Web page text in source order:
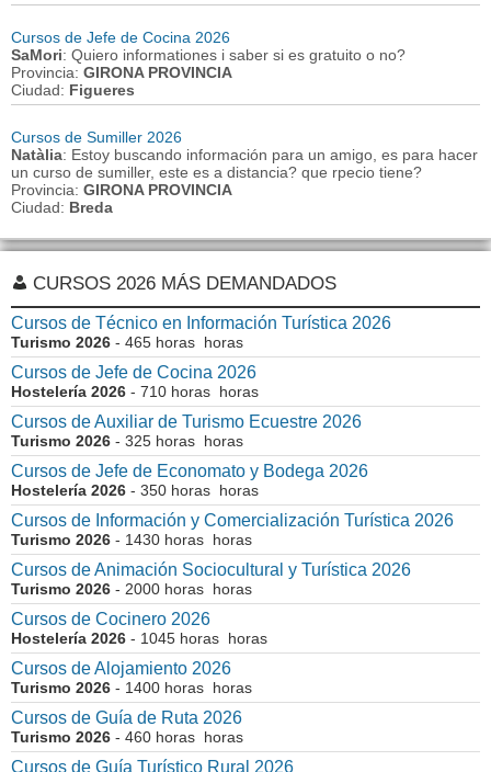
Cursos de Jefe de Cocina 2026
SaMori: Quiero informationes i saber si es gratuito o no?
Provincia: GIRONA PROVINCIA
Ciudad: Figueres
Cursos de Sumiller 2026
Natàlia: Estoy buscando información para un amigo, es para hacer
un curso de sumiller, este es a distancia? que rpecio tiene?
Provincia: GIRONA PROVINCIA
Ciudad: Breda
CURSOS 2026 MÁS DEMANDADOS
Cursos de Técnico en Información Turística 2026
Turismo 2026 - 465 horas horas
Cursos de Jefe de Cocina 2026
Hostelería 2026 - 710 horas horas
Cursos de Auxiliar de Turismo Ecuestre 2026
Turismo 2026 - 325 horas horas
Cursos de Jefe de Economato y Bodega 2026
Hostelería 2026 - 350 horas horas
Cursos de Información y Comercialización Turística 2026
Turismo 2026 - 1430 horas horas
Cursos de Animación Sociocultural y Turística 2026
Turismo 2026 - 2000 horas horas
Cursos de Cocinero 2026
Hostelería 2026 - 1045 horas horas
Cursos de Alojamiento 2026
Turismo 2026 - 1400 horas horas
Cursos de Guía de Ruta 2026
Turismo 2026 - 460 horas horas
Cursos de Guía Turístico Rural 2026